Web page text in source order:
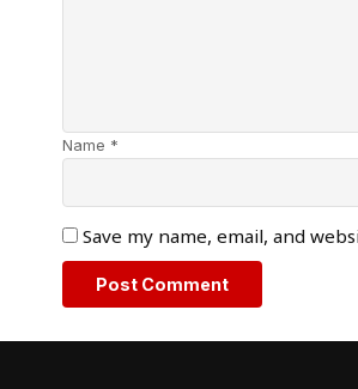
Name *
Save my name, email, and